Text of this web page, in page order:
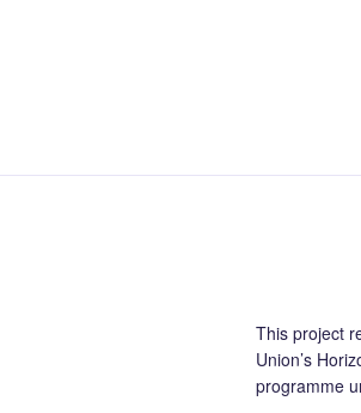
This project
Union’s
programme